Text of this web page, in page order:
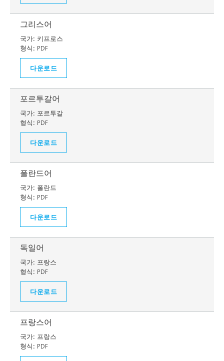
그리스어
국가: 키프로스
형식: PDF
다운로드
포르투갈어
국가: 포르투갈
형식: PDF
다운로드
폴란드어
국가: 폴란드
형식: PDF
다운로드
독일어
국가: 프랑스
형식: PDF
다운로드
프랑스어
국가: 프랑스
형식: PDF